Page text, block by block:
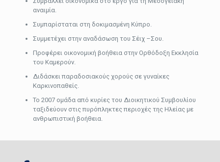
αναιμία.
Συμπαρίσταται στη δοκιμασμένη Κύπρο.
Συμμετέχει στην αναδάσωση του Σέιχ –Σου.
Προφέρει οικονομική βοήθεια στην Ορθόδοξη Εκκλησία
του Καμερούν.
Διδάσκει παραδοσιακούς χορούς σε γυναίκες
Καρκινοπαθείς.
Το 2007 ομάδα από κυρίες του Διοικητικού Συμβουλίου
ταξιδεύουν στις πυρόπληκτες περιοχές της Ηλείας με
ανθρωπιστική βοήθεια.